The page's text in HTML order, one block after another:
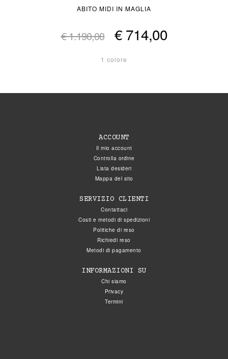
ABITO MIDI IN MAGLIA
€ 1.190,00 € 714,00
1 colore
ACCOUNT
Il mio account
Controlla ordine
Lista desideri
Mappa del sito
SERVIZIO CLIENTI
Contattaci
Costi e metodi di spedizioni
Politiche di reso
Richiedi reso
Metodi di pagamento
INFORMAZIONI SU
Chi siamo
Privacy
Termini